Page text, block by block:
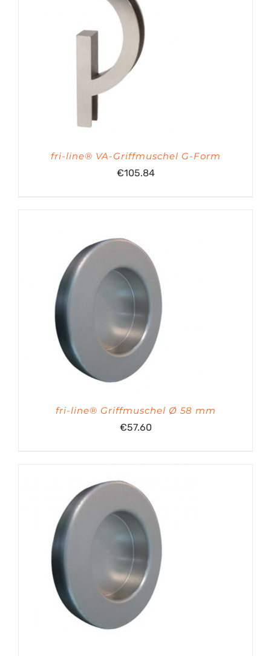
fri-line® VA-Griffmuschel G-Form
€105.84
fri-line® Griffmuschel Ø 58 mm
€57.60